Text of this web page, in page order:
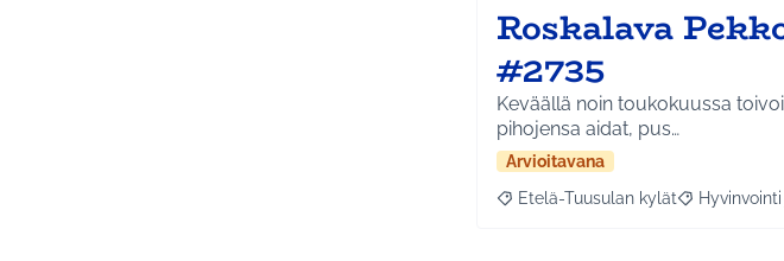
Roskalava
#2735
Keväällä noin toukokuussa
pihojensa aidat, pus…
Arvioitavana
Rajaa tulokset aihepiirin mukaan:
Etelä-Tuusulan kylät Rajaa